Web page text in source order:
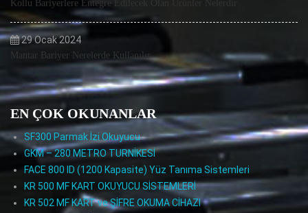
Kollu Bariyerlere Entegre Edilecek Olan Ürünler Nelerdir
29 Ocak 2024
Mantar Bariyer Nerelerde Kullanılır
EN ÇOK OKUNANLAR
SF300 Parmak İzi Okuyucu
GKM – 280 METRO TURNİKESİ
FACE 800 ID (1200 Kapasite) Yüz Tanıma Sistemleri
KR 500 MF KART OKUYUCU SİSTEMLERİ
KR 502 MF KART ve ŞİFRE OKUMA CİHAZI